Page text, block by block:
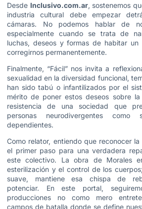
Desde Inclusivo.com.ar, sostenemos
industria cultural debe empezar
cámaras. No podemos hablar de
especialmente cuando se trata de
luchas, deseos y formas de habitar un
corregirnos permanentemente.
Finalmente, “Fácil” nos invita a
sexualidad en la diversidad funcional,
han sido tabú o infantilizados por el
mérito de poner estos deseos sobre
resistencia de una sociedad que
personas neurodivergentes como
dependientes.
Como relator, entiendo que reconocer
el primer paso para una verdadera
este colectivo. La obra de Morales
esterilización y el control de los
suave, mantiene esa chispa de
potenciar. En este portal,
producciones no como mero
campos de batalla donde se define